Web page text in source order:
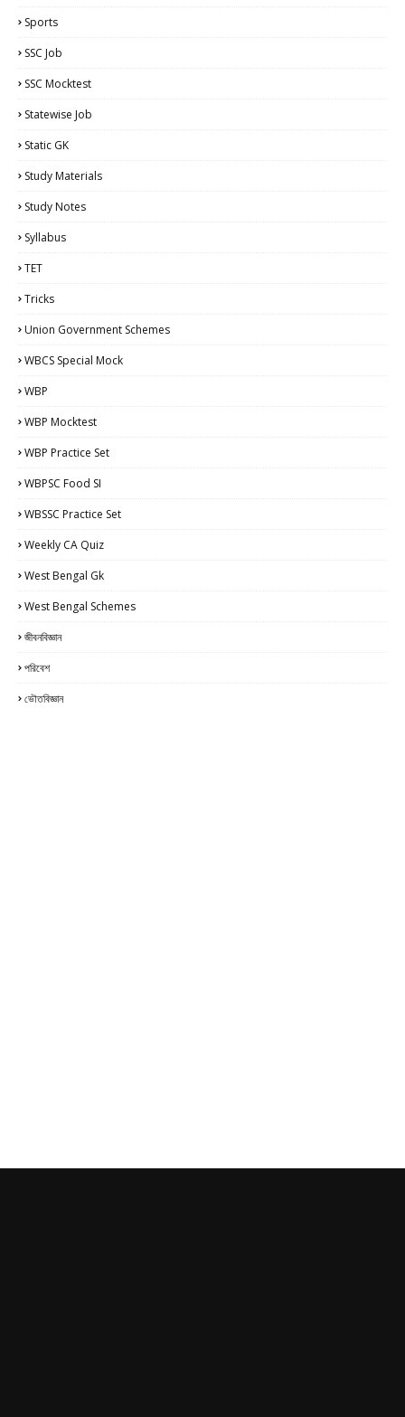
Sports
SSC Job
SSC Mocktest
Statewise Job
Static GK
Study Materials
Study Notes
Syllabus
TET
Tricks
Union Government Schemes
WBCS Special Mock
WBP
WBP Mocktest
WBP Practice Set
WBPSC Food SI
WBSSC Practice Set
Weekly CA Quiz
West Bengal Gk
West Bengal Schemes
জীবনবিজ্ঞান
পরিবেশ
ভৌতবিজ্ঞান